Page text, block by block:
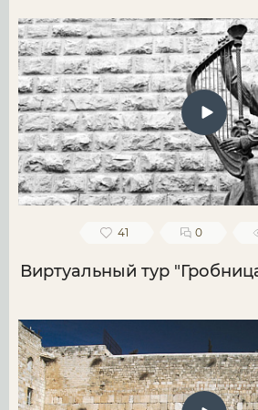
41 0
Виртуальный тур